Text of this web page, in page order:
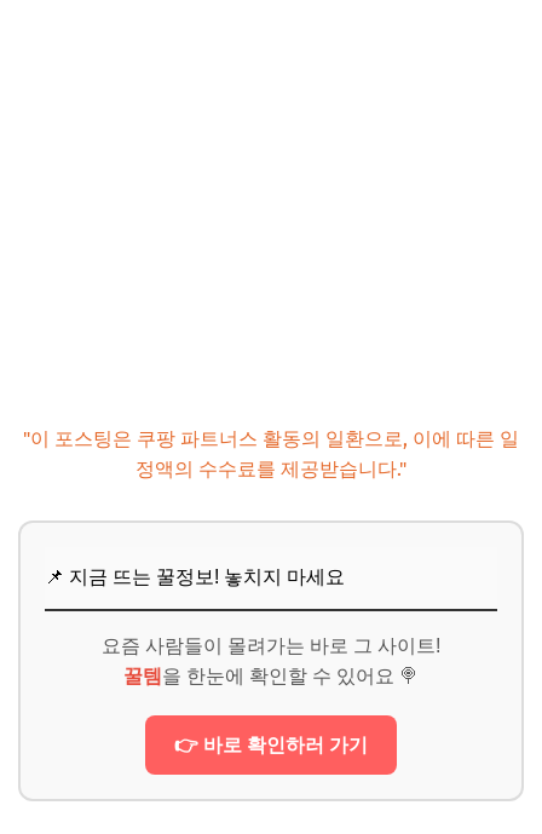
"이 포스팅은 쿠팡 파트너스 활동의 일환으로, 이에 따른 일
정액의 수수료를 제공받습니다."
📌 지금 뜨는 꿀정보! 놓치지 마세요
요즘 사람들이 몰려가는 바로 그 사이트!
꿀템 을 한눈에 확인할 수 있어요 🍭
👉 바로 확인하러 가기